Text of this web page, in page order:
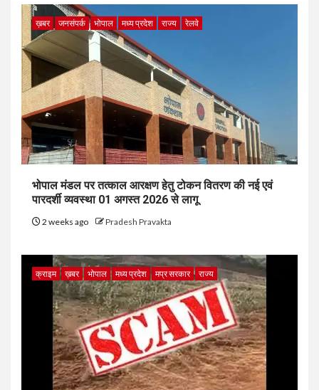
ख़बर जनसंपर्क भोपाल मध्य प्रदेश राज्य रेलवे
भोपाल मंडल पर तत्काल आरक्षण हेतु टोकन वितरण की नई एवं
पारदर्शी व्यवस्था 01 अगस्त 2026 से लागू
2 weeks ago Pradesh Pravakta
क्राइम ख़बर भोपाल मध्य प्रदेश मप्र सरकार राज्य